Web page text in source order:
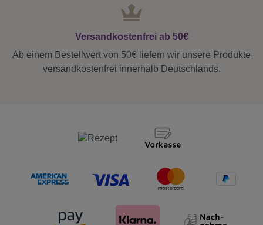
Versandkostenfrei ab 50€
Ab einem Bestellwert von 50€ liefern wir unsere Produkte
versandkostenfrei innerhalb Deutschlands.